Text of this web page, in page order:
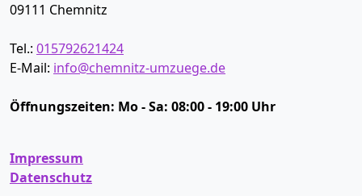
09111 Chemnitz
Tel.: 015792621424
E-Mail: info@chemnitz-umzuege.de
Öffnungszeiten: Mo - Sa: 08:00 - 19:00 Uhr
Impressum
Datenschutz